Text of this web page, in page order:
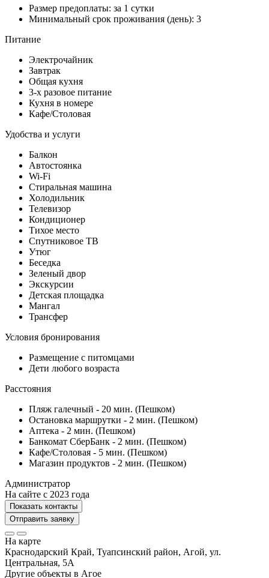
Размер предоплаты: за 1 сутки
Минимальный срок проживания (день): 3
Питание
Электрочайник
Завтрак
Общая кухня
3-х разовое питание
Кухня в номере
Кафе/Столовая
Удобства и услуги
Балкон
Автостоянка
Wi-Fi
Стиральная машина
Холодильник
Телевизор
Кондиционер
Тихое место
Спутниковое ТВ
Утюг
Беседка
Зеленый двор
Экскурсии
Детская площадка
Мангал
Трансфер
Условия бронирования
Размещение с питомцами
Дети любого возраста
Расстояния
Пляж галечный - 20 мин. (Пешком)
Остановка маршрутки - 2 мин. (Пешком)
Аптека - 2 мин. (Пешком)
Банкомат СберБанк - 2 мин. (Пешком)
Кафе/Столовая - 5 мин. (Пешком)
Магазин продуктов - 2 мин. (Пешком)
Администратор
На сайте с 2023 года
Показать контакты
Отправить заявку
На карте
Краснодарский Край, Туапсинский район, Агой, ул.
Центральная, 5А
Другие объекты в Агое